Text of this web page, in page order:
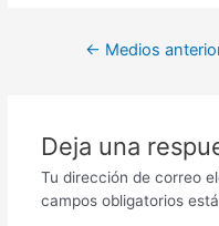
← Medios
Deja una
Tu dirección de correo
campos obligatorios